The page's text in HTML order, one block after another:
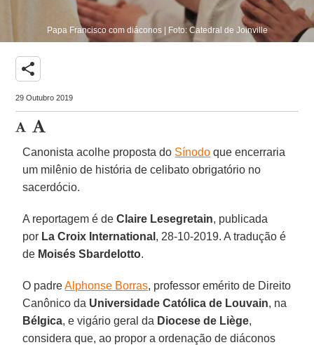
Papa Francisco com diáconos | Foto: Catedral de Joinville
share
29 Outubro 2019
Canonista acolhe proposta do Sínodo que encerraria
um milênio de história de celibato obrigatório no
sacerdócio.
A reportagem é deClaire Lesegretain, publicada
por La Croix International , 28-10-2019. A tradução é
de Moisés Sbardelotto.
O padreAlphonse Borras, professor emérito de Direito
Canônico da Universidade Católica de Louvain, na
Bélgica, e vigário geral da Diocese de Liège,
considera que, ao propor a ordenação de diáconos